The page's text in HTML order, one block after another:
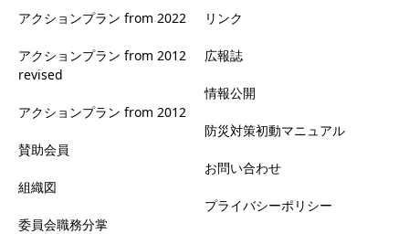
アクションプラン from 2022
アクションプラン from 2012
revised
アクションプラン from 2012
賛助会員
組織図
委員会職務分掌
リンク
広報誌
情報公開
防災対策初動マニュアル
お問い合わせ
プライバシーポリシー